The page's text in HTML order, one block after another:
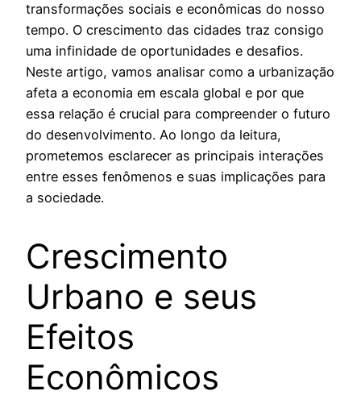
transformações sociais e econômicas do nosso
tempo. O crescimento das cidades traz consigo
uma infinidade de oportunidades e desafios.
Neste artigo, vamos analisar como a urbanização
afeta a economia em escala global e por que
essa relação é crucial para compreender o futuro
do desenvolvimento. Ao longo da leitura,
prometemos esclarecer as principais interações
entre esses fenômenos e suas implicações para
a sociedade.
Crescimento
Urbano e seus
Efeitos
Econômicos